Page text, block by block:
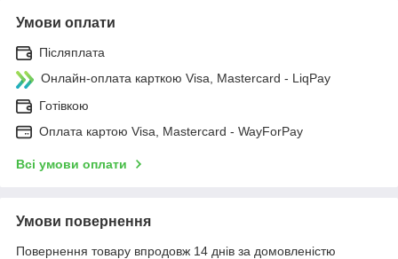
Умови оплати
Післяплата
Онлайн-оплата карткою Visa, Mastercard - LiqPay
Готівкою
Оплата картою Visa, Mastercard - WayForPay
Всі умови оплати
Умови повернення
Повернення товару впродовж 14 днів за домовленістю